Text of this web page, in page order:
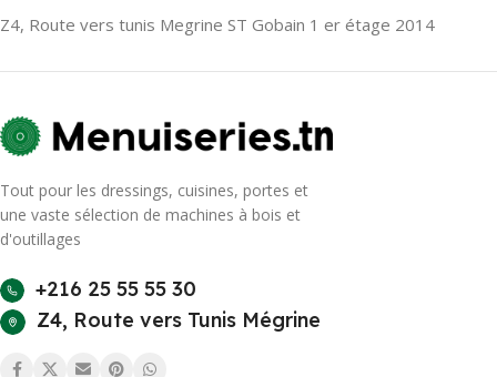
Z4, Route vers tunis Megrine ST Gobain 1 er étage 2014
Tout pour les dressings, cuisines, portes et
une vaste sélection de machines à bois et
d'outillages
+216 25 55 55 30
Z4, Route vers Tunis Mégrine